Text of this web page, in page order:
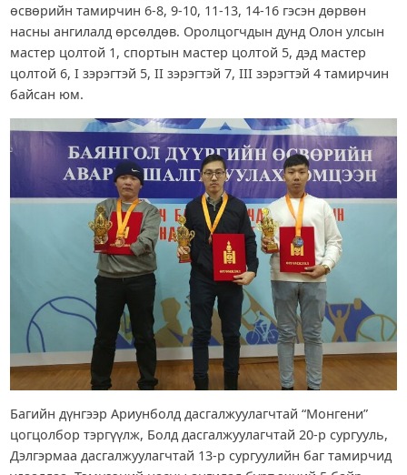
өсвөрийн тамирчин 6-8, 9-10, 11-13, 14-16 гэсэн дөрвөн
насны ангилалд өрсөлдөв. Оролцогчдын дунд Олон улсын
мастер цолтой 1, спортын мастер цолтой 5, дэд мастер
цолтой 6, I зэрэгтэй 5, II зэрэгтэй 7, III зэрэгтэй 4 тамирчин
байсан юм.
Багийн дүнгээр Ариунболд дасгалжуулагчтай “Монгени”
цогцолбор тэргүүлж, Болд дасгалжуулагчтай 20-р сургууль,
Дэлгэрмаа дасгалжуулагчтай 13-р сургуулийн баг тамирчид